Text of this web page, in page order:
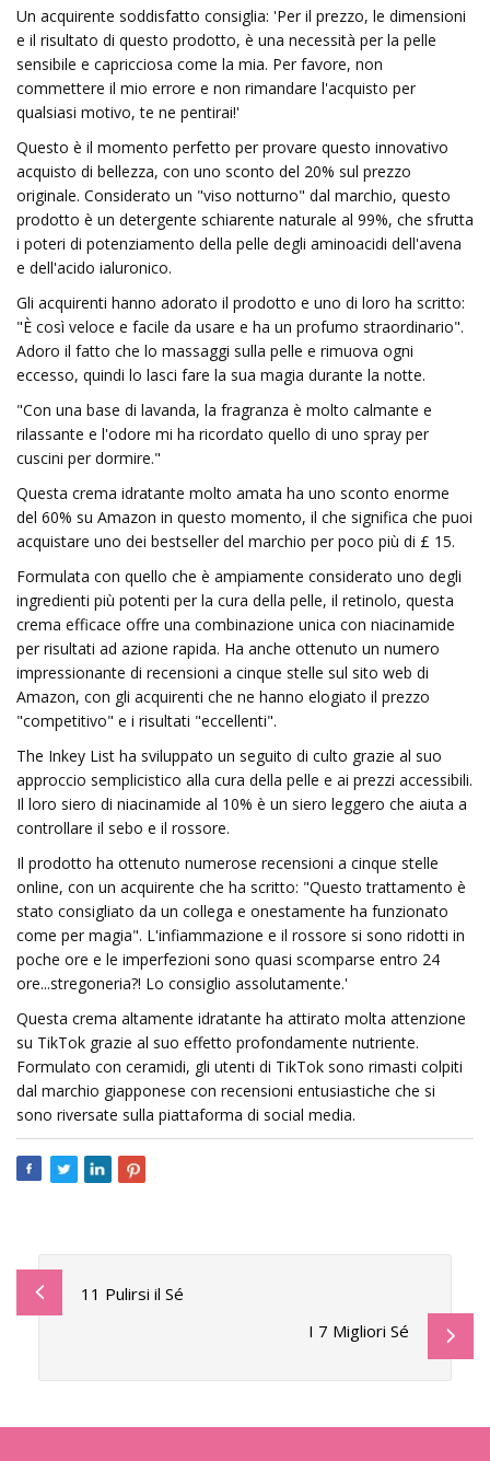
Un acquirente soddisfatto consiglia: 'Per il prezzo, le dimensioni
e il risultato di questo prodotto, è una necessità per la pelle
sensibile e capricciosa come la mia. Per favore, non
commettere il mio errore e non rimandare l'acquisto per
qualsiasi motivo, te ne pentirai!'
Questo è il momento perfetto per provare questo innovativo
acquisto di bellezza, con uno sconto del 20% sul prezzo
originale. Considerato un "viso notturno" dal marchio, questo
prodotto è un detergente schiarente naturale al 99%, che sfrutta
i poteri di potenziamento della pelle degli aminoacidi dell'avena
e dell'acido ialuronico.
Gli acquirenti hanno adorato il prodotto e uno di loro ha scritto:
"È così veloce e facile da usare e ha un profumo straordinario".
Adoro il fatto che lo massaggi sulla pelle e rimuova ogni
eccesso, quindi lo lasci fare la sua magia durante la notte.
"Con una base di lavanda, la fragranza è molto calmante e
rilassante e l'odore mi ha ricordato quello di uno spray per
cuscini per dormire."
Questa crema idratante molto amata ha uno sconto enorme
del 60% su Amazon in questo momento, il che significa che puoi
acquistare uno dei bestseller del marchio per poco più di £ 15.
Formulata con quello che è ampiamente considerato uno degli
ingredienti più potenti per la cura della pelle, il retinolo, questa
crema efficace offre una combinazione unica con niacinamide
per risultati ad azione rapida. Ha anche ottenuto un numero
impressionante di recensioni a cinque stelle sul sito web di
Amazon, con gli acquirenti che ne hanno elogiato il prezzo
"competitivo" e i risultati "eccellenti".
The Inkey List ha sviluppato un seguito di culto grazie al suo
approccio semplicistico alla cura della pelle e ai prezzi accessibili.
Il loro siero di niacinamide al 10% è un siero leggero che aiuta a
controllare il sebo e il rossore.
Il prodotto ha ottenuto numerose recensioni a cinque stelle
online, con un acquirente che ha scritto: "Questo trattamento è
stato consigliato da un collega e onestamente ha funzionato
come per magia". L'infiammazione e il rossore si sono ridotti in
poche ore e le imperfezioni sono quasi scomparse entro 24
ore...stregoneria?! Lo consiglio assolutamente.'
Questa crema altamente idratante ha attirato molta attenzione
su TikTok grazie al suo effetto profondamente nutriente.
Formulato con ceramidi, gli utenti di TikTok sono rimasti colpiti
dal marchio giapponese con recensioni entusiastiche che si
sono riversate sulla piattaforma di social media.
11 Pulirsi il Sé
I 7 Migliori Sé